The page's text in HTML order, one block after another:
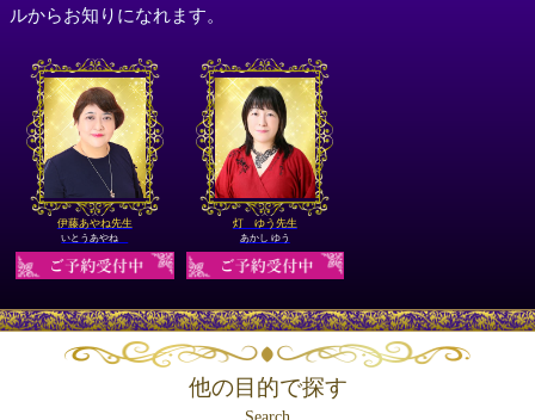
ルからお知りになれます。
伊藤あやね先生
いとうあやね
灯 ゆう先生
あかし ゆう
他の目的で探す
Search